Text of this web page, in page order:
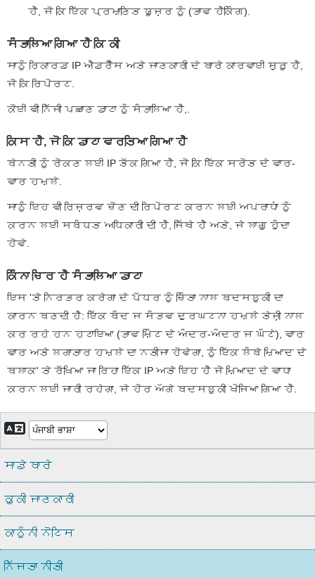
ਹੈ, ਜੋ ਕਿ ਇੱਕ ਪ੍ਰਮਾਣਿਤ ਯੂਜ਼ਰ ਨੂੰ (ਭਾਵ ਹੈਕਿੰਗ).
ਸੰਭਾਲਿਆ ਗਿਆ ਹੈ ਕਿ ਕੀ
ਸਾਨੂੰ ਰਿਕਾਰਡ IP ਐਡਰੈੱਸ ਅਤੇ ਜਾਣਕਾਰੀ ਦੇ ਬਾਰੇ ਕਾਰਵਾਈ ਸ਼ੁਰੂ ਹੈ,
ਜੋ ਕਿ ਰਿਪੋਰਟ.
ਕੋਈ ਵੀ ਨਿੱਜੀ ਪਛਾਣ ਡਾਟਾ ਨੂੰ ਸੰਭਾਲਿਆ ਹੈ,.
ਕਿਸ ਹੈ, ਜੋ ਕਿ ਡਾਟਾ ਵਰਤਿਆ ਗਿਆ ਹੈ
ਬੇਨਤੀ ਨੂੰ ਰੋਕਣ ਲਈ IP ਤੱਕ ਗਿਆ ਹੈ, ਜੋ ਕਿ ਇੱਕ ਸਰੋਤ ਦੇ ਵਾਰ-
ਵਾਰ ਹਮਲੇ.
ਸਾਨੂੰ ਇਹ ਵੀ ਰਿਜ਼ਰਵ ਚੋਣ ਦੀ ਰਿਪੋਰਟ ਕਰਨ ਲਈ ਅਪਰਾਧਾਂ ਨੂੰ
ਕਰਨ ਲਈ ਸਬੰਧਤ ਅਧਿਕਾਰੀ ਦੀ ਹੈ, ਜਿੱਥੇ ਹੈ ਅਤੇ, ਜੇ ਲਾਗੂ ਹੁੰਦਾ
ਹੋਵੇ.
ਕਿੰਨਾ ਚਿਰ ਹੈ ਸੰਭਾਲਿਆ ਡਾਟਾ
ਇਸ 'ਤੇ ਨਿਰਭਰ ਕਰੇਗਾ ਦੇ ਪੱਧਰ ਨੂੰ ਚਿੰਤਾ ਨਾਲ ਬਦਸਲੂਕੀ ਦਾ
ਕਾਰਨ ਬਣਦੀ ਹੈ: ਇੱਕ ਬੰਦ ਜ ਸੰਭਵ ਦੁਰਘਟਨਾ ਹਮਲੇ ਤੇਜ਼ੀ ਨਾਲ
ਕਰ ਰਹੇ ਹਨ ਹਟਾਇਆ (ਭਾਵ ਮਿੰਟ ਦੇ ਅੰਦਰ-ਅੰਦਰ ਜ ਘੰਟੇ), ਵਾਰ
ਵਾਰ ਅਤੇ ਲਗਾਤਾਰ ਹਮਲੇ ਦਾ ਨਤੀਜਾ ਹੋਵੇਗਾ, ਨੂੰ ਇੱਕ ਲੰਬੇ ਮਿਆਦ ਦੇ
ਬਲਾਕ' ਤੇ ਰੱਖਿਆ ਜਾ ਰਿਹਾ ਇੱਕ IP ਅਤੇ ਇਹ ਹੈ ਜੋ ਮਿਆਦ ਦੇ ਵਾਧਾ
ਕਰਨ ਲਈ ਜਾਰੀ ਰਹੇਗਾ, ਜੇ ਹੋਰ ਅੱਗੇ ਬਦਸਲੂਕੀ ਖੋਜਿਆ ਗਿਆ ਹੈ.
ਸਾਡੇ ਬਾਰੇ
ਕੂਕੀ ਜਾਣਕਾਰੀ
ਕਾਨੂੰਨੀ ਨੋਟਿਸ
ਨਿੱਜਤਾ ਨੀਤੀ